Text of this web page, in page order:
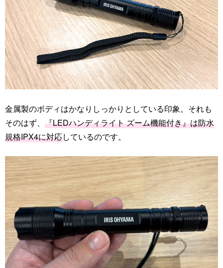
金属製のボディはかなりしっかりとしている印象。それも
そのはず、 『LEDハンディライト ズーム機能付き』は防水
規格IPX4に対応しているのです。